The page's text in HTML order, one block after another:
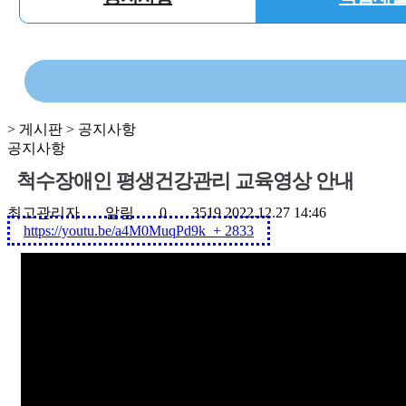
> 게시판 > 공지사항
공지사항
척수장애인 평생건강관리 교육영상 안내
최고관리자 알림 0 35192022.12.27 14:46
https://youtu.be/a4M0MuqPd9k + 2833